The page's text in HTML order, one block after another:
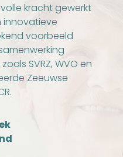
kracht gewerkt
voorbeeld
SVRZ, WVO en
Zeeuwse